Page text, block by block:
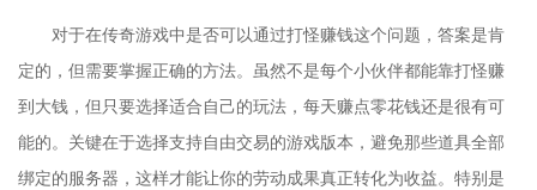
对于在传奇游戏中是否可以通过打怪赚钱这个问题，答案是肯
定的，但需要掌握正确的方法。虽然不是每个小伙伴都能靠打怪赚
到大钱，但只要选择适合自己的玩法，每天赚点零花钱还是很有可
能的。关键在于选择支持自由交易的游戏版本，避免那些道具全部
绑定的服务器，这样才能让你的劳动成果真正转化为收益。特别是